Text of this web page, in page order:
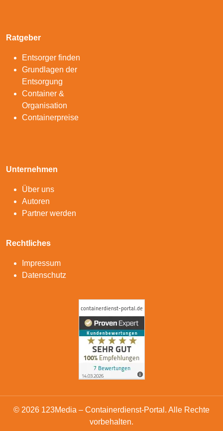
Ratgeber
Entsorger finden
Grundlagen der
Entsorgung
Container &
Organisation
Containerpreise
Unternehmen
Über uns
Autoren
Partner werden
Rechtliches
Impressum
Datenschutz
© 2026 123Media – Containerdienst-Portal. Alle Rechte
vorbehalten.